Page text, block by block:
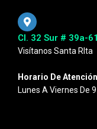
Cl. 32 Sur # 39a-61
Visítanos Santa RIta
Horario De
Lunes A Viernes De